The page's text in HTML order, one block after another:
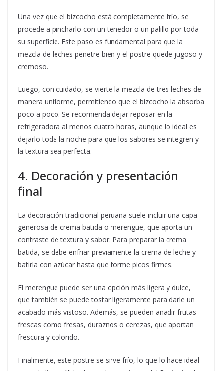
Una vez que el bizcocho está completamente frío, se
procede a pincharlo con un tenedor o un palillo por toda
su superficie. Este paso es fundamental para que la
mezcla de leches penetre bien y el postre quede jugoso y
cremoso.
Luego, con cuidado, se vierte la mezcla de tres leches de
manera uniforme, permitiendo que el bizcocho la absorba
poco a poco. Se recomienda dejar reposar en la
refrigeradora al menos cuatro horas, aunque lo ideal es
dejarlo toda la noche para que los sabores se integren y
la textura sea perfecta.
4. Decoración y presentación
final
La decoración tradicional peruana suele incluir una capa
generosa de crema batida o merengue, que aporta un
contraste de textura y sabor. Para preparar la crema
batida, se debe enfriar previamente la crema de leche y
batirla con azúcar hasta que forme picos firmes.
El merengue puede ser una opción más ligera y dulce,
que también se puede tostar ligeramente para darle un
acabado más vistoso. Además, se pueden añadir frutas
frescas como fresas, duraznos o cerezas, que aportan
frescura y colorido.
Finalmente, este postre se sirve frío, lo que lo hace ideal